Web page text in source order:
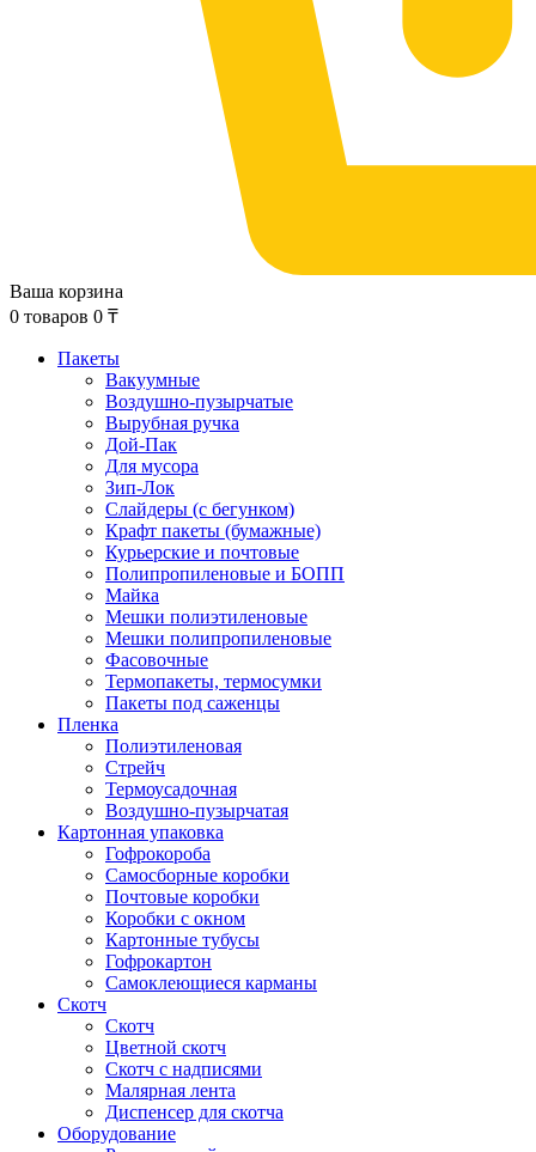
Ваша корзина
0 товаров 0 ₸
Пакеты
Вакуумные
Воздушно-пузырчатые
Вырубная ручка
Дой-Пак
Для мусора
Зип-Лок
Слайдеры (с бегунком)
Крафт пакеты (бумажные)
Курьерские и почтовые
Полипропиленовые и БОПП
Майка
Мешки полиэтиленовые
Мешки полипропиленовые
Фасовочные
Термопакеты, термосумки
Пакеты под саженцы
Пленка
Полиэтиленовая
Стрейч
Термоусадочная
Воздушно-пузырчатая
Картонная упаковка
Гофрокороба
Самосборные коробки
Почтовые коробки
Коробки с окном
Картонные тубусы
Гофрокартон
Самоклеющиеся карманы
Скотч
Скотч
Цветной скотч
Скотч с надписями
Малярная лента
Диспенсер для скотча
Оборудование